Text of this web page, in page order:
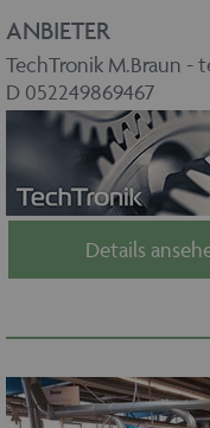
ANBIETER
TechTronik M.Braun -
D 052249869467
Details